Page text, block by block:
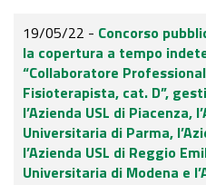
19/05/22 - Concorso
la copertura a tempo
“Collaboratore
Fisioterapista, cat. D”,
l’Azienda USL di Piacenza,
Universitaria di Parma,
l’Azienda USL di Reggio
Universitaria di Modena e